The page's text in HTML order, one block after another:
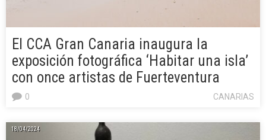
El CCA Gran Canaria inaugura la
exposición fotográfica ‘Habitar una isla’
con once artistas de Fuerteventura
CANARIAS
0
18/04/2024